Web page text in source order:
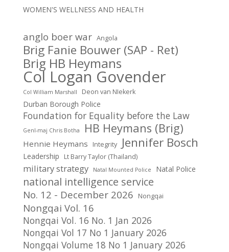
WOMEN'S WELLNESS AND HEALTH
anglo boer war Angola
Brig Fanie Bouwer (SAP - Ret)
Brig HB Heymans
Col Logan Govender
Col William Marshall Deon van NIekerk
Durban Borough Police
Foundation for Equality before the Law
Genl-maj Chris Botha HB Heymans (Brig)
Hennie Heymans Integrity Jennifer Bosch
Leadership Lt Barry Taylor (Thailand)
military strategy Natal Mounted Police Natal Police
national intelligence service
No. 12 - December 2026 Nongqai
Nongqai Vol. 16
Nongqai Vol. 16 No. 1 Jan 2026
Nongqai Vol 17 No 1 January 2026
Nongqai Volume 18 No 1 January 2026